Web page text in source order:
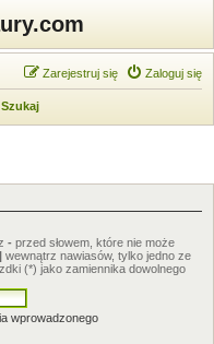
Zaloguj się
Zarejestruj się
Szukaj
- przed słowem, które nie może
| wewnątrz nawiasów, tylko jedno ze
(*) jako zamiennika dowolnego
wprowadzonego